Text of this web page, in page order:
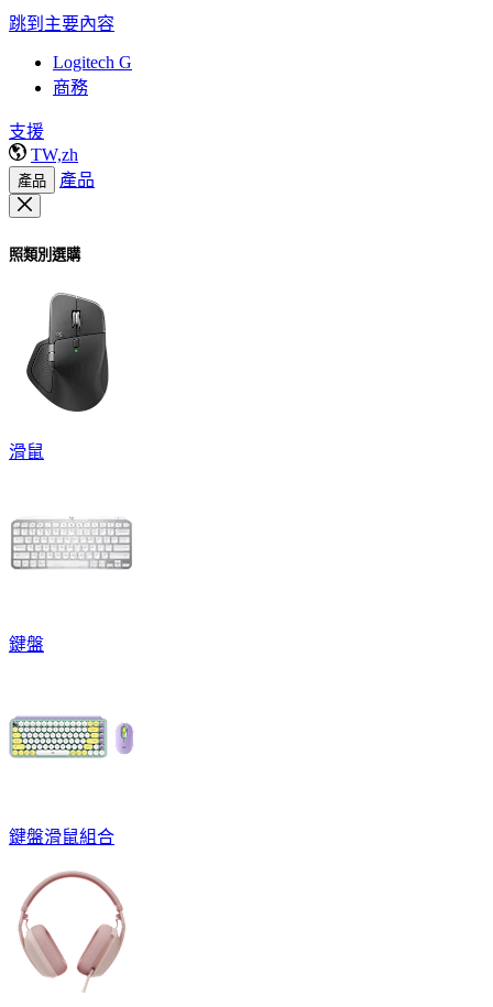
跳到主要內容
Logitech G
商務
支援
TW,zh
產品 產品
照類別選購
滑鼠
鍵盤
鍵盤滑鼠組合